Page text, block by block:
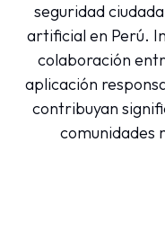
seguridad
artificial en Perú.
colaboración
aplicación
contribuyan
comunidades